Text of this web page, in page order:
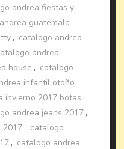
andrea fiestas y
guatemala
, catalogo andrea
andrea
house , catalogo
infantil otoño
invierno 2017 botas ,
andrea jeans 2017 ,
2017 , catalogo
, catalogo andrea